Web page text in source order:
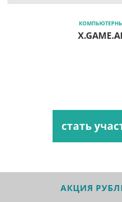
стать
АКЦИЯ